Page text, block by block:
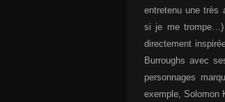
entretenu une très
si je me trompe…)
directement
Burroughs avec
personnages
exemple, Solomon